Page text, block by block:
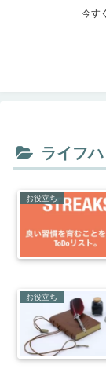
今す
ライフ
お役立ち
お役立ち